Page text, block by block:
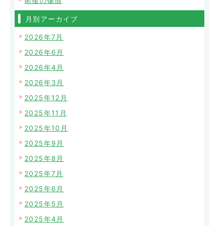
月別アーカイブ
2026年7月
2026年6月
2026年4月
2026年3月
2025年12月
2025年11月
2025年10月
2025年9月
2025年8月
2025年7月
2025年6月
2025年5月
2025年4月